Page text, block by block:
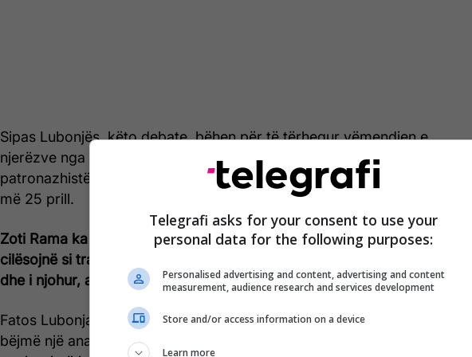
Sipas Lubonjës, këto debate, bëhen për të tërhequr vëmendjen e
njerëzve nga problemet reale të vendit, si situata e zjarreve,
patronazhistët në kohën e zgjedhjeve dhe votat e vjedhura sipas tij
më 25 prill.
Zoti Rama ka shkruar sot një status të gjatë, duke thënë që po e
cilësojnë si tradhtari e duke thënë se s’jam unë. Është debat i gjatë
dhe i njohur, a është i gjithi një duel Rama-Kurti?
Fatos Lubonja: Mund ta shikojmë edhe kështu, por na duhet të
bëjmë një analizë më të ftohtë. E lexova statusin e Ramës. Ai thoshte
Telegrafi asks for your consent to use your
personal data for the following purposes:
Personalised advertising and content, advertising and content
measurement, audience research and services development
Store and/or access information on a device
Learn more